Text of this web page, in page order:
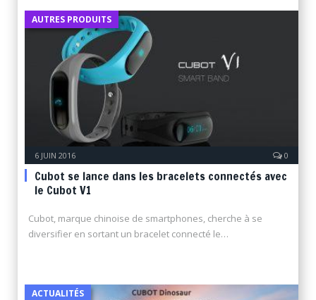
AUTRES PRODUITS
6 JUIN 2016 0
Cubot se lance dans les bracelets connectés avec
le Cubot V1
Cubot, marque chinoise de smartphones, cherche à se
diversifier en sortant un bracelet connecté le…
ACTUALITÉS